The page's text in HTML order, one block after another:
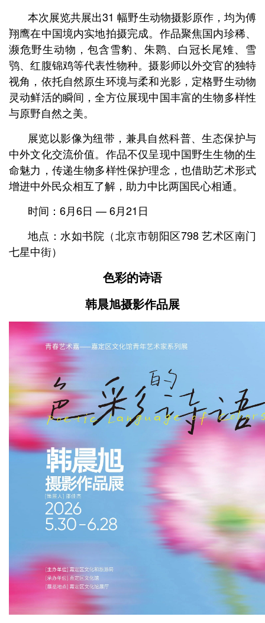
本次展览共展出31 幅野生动物摄影原作，均为傅
翔鹰在中国境内实地拍摄完成。作品聚焦国内珍稀、
濒危野生动物，包含雪豹、朱鹮、白冠长尾雉、雪
鸮、红腹锦鸡等代表性物种。摄影师以外交官的独特
视角，依托自然原生环境与柔和光影，定格野生动物
灵动鲜活的瞬间，全方位展现中国丰富的生物多样性
与原野自然之美。
展览以影像为纽带，兼具自然科普、生态保护与
中外文化交流价值。作品不仅呈现中国野生生物的生
命魅力，传递生物多样性保护理念，也借助艺术形式
增进中外民众相互了解，助力中比两国民心相通。
时间：6月6日 — 6月21日
地点：水如书院 （北京市朝阳区798 艺术区南门
七星中街）
色彩的诗语
韩晨旭摄影作品展